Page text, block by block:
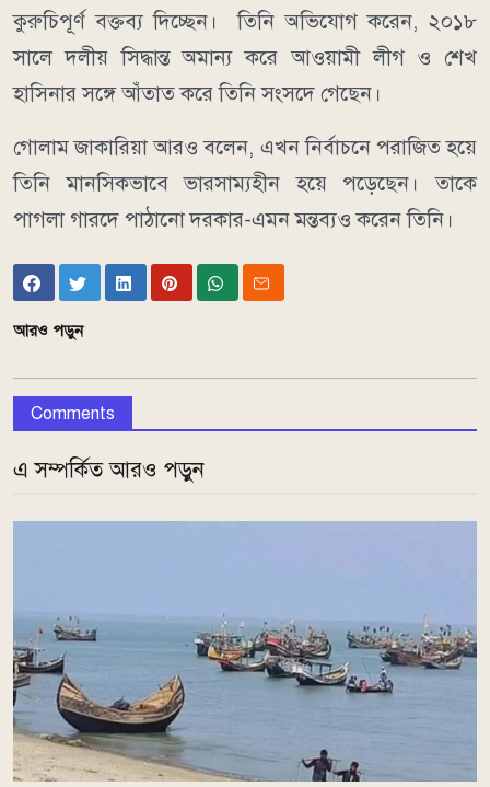
কুরুচিপূর্ণ বক্তব্য দিচ্ছেন। তিনি অভিযোগ করেন, ২০১৮
সালে দলীয় সিদ্ধান্ত অমান্য করে আওয়ামী লীগ ও শেখ
হাসিনার সঙ্গে আঁতাত করে তিনি সংসদে গেছেন।
গোলাম জাকারিয়া আরও বলেন, এখন নির্বাচনে পরাজিত হয়ে
তিনি মানসিকভাবে ভারসাম্যহীন হয়ে পড়েছেন। তাকে
পাগলা গারদে পাঠানো দরকার-এমন মন্তব্যও করেন তিনি।
আরও পড়ুন
Comments
এ সম্পর্কিত আরও পড়ুন